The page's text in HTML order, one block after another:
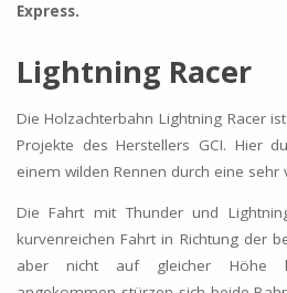
Express.
Lightning Racer
Die Holzachterbahn Lightning Racer
Projekte des Herstellers GCI. Hier
einem wilden Rennen durch eine sehr
Die Fahrt mit Thunder und
kurvenreichen Fahrt in Richtung der
aber nicht auf gleicher Höhe